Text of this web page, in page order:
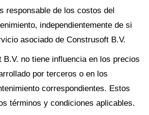
responsable de los costos del
independientemente de si
asociado de Construsoft B.V.
B.V. no tiene influencia en los precios
por terceros o en los
correspondientes. Estos
términos y condiciones aplicables.